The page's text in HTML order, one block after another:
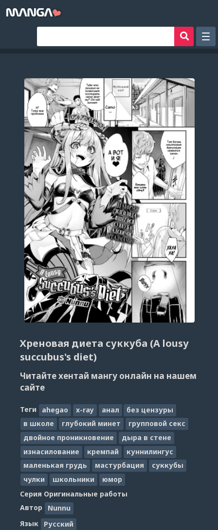
Авторы
Аниме хентай
Сборники манги
Sign in
Register
Хреновая диета суккуба (A lousy
succubus's diet)
Читайте хентай мангу онлайн на нашем
сайте
Теги ahegao x-ray анал
без цензуры
в школе
глубокий минет
групповой секс
двойное проникновение
дыра в стене
изнасилование
кремпай
куннилингус
маленькая грудь
мастурбация
суккубы
чулки
школьники
юмор
Серия Оригинальные работы
Автор
Nunnu
Язык
Русский